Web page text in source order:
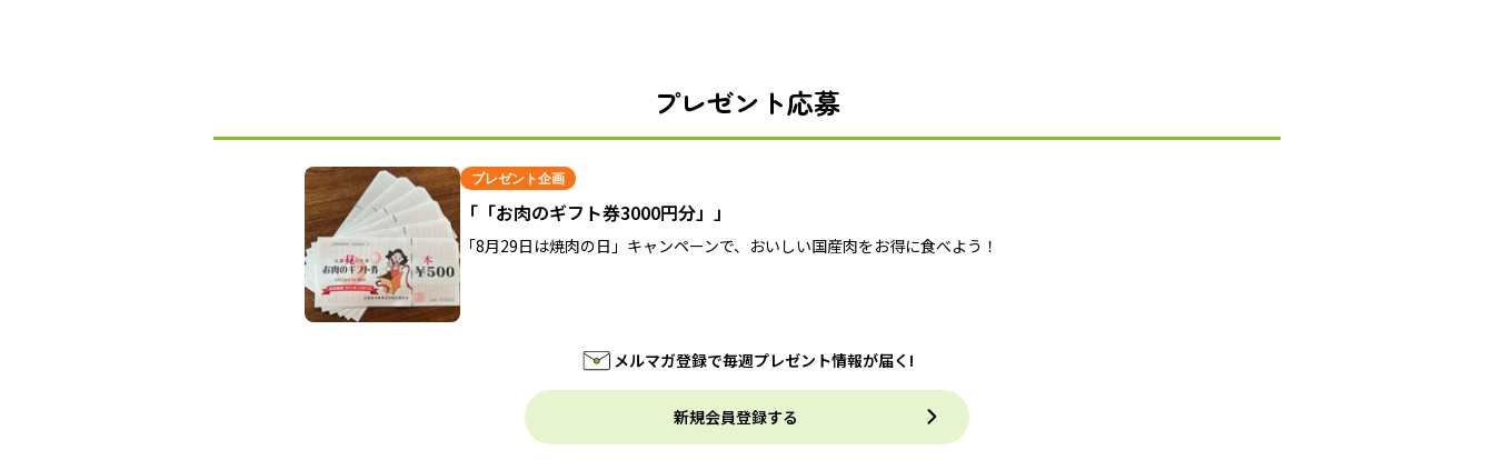
プレゼント応募
プレゼント企画
「「お肉のギフト券3000円分」」
「8月29日は焼肉の日」キャンペーンで、おいしい国産肉をお得に食べよう！
メルマガ登録で毎週プレゼント情報が届く!
新規会員登録する